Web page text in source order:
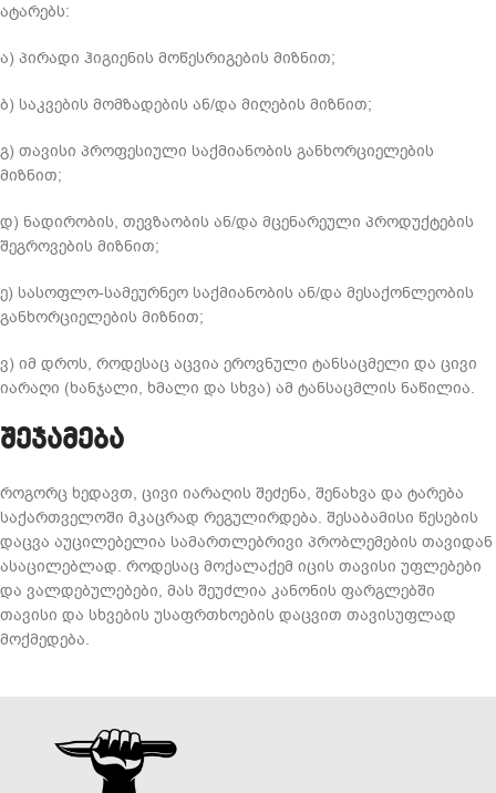
ატარებს:
ა) პირადი ჰიგიენის მოწესრიგების მიზნით;
ბ) საკვების მომზადების ან/და მიღების მიზნით;
გ) თავისი პროფესიული საქმიანობის განხორციელების
მიზნით;
დ) ნადირობის, თევზაობის ან/და მცენარეული პროდუქტების
შეგროვების მიზნით;
ე) სასოფლო-სამეურნეო საქმიანობის ან/და მესაქონლეობის
განხორციელების მიზნით;
ვ) იმ დროს, როდესაც აცვია ეროვნული ტანსაცმელი და ცივი
იარაღი (ხანჯალი, ხმალი და სხვა) ამ ტანსაცმლის ნაწილია.
შეჯამება
როგორც ხედავთ, ცივი იარაღის შეძენა, შენახვა და ტარება
საქართველოში მკაცრად რეგულირდება. შესაბამისი წესების
დაცვა აუცილებელია სამართლებრივი პრობლემების თავიდან
ასაცილებლად. როდესაც მოქალაქემ იცის თავისი უფლებები
და ვალდებულებები, მას შეუძლია კანონის ფარგლებში
თავისი და სხვების უსაფრთხოების დაცვით თავისუფლად
მოქმედება.